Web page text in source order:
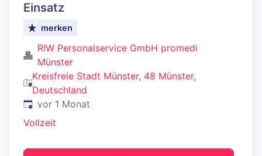
Einsatz
merken
RIW Personalservice GmbH promedi
Münster
Kreisfreie Stadt Münster, 48 Münster,
Deutschland
Veröffentlicht:
vor 1 Monat
Vollzeit